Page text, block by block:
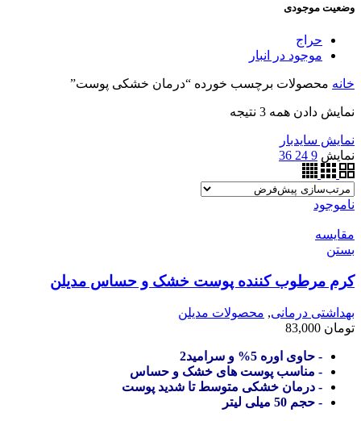
وضعیت موجودی
حراج
موجود در انبار
خانه محصولات برچسب خورده “درمان خشکی پوست”
نمایش دادن همه 3 نتیجه
نمایش سایدبار
نمایش 9
24
36
ناموجود
مقایسه
بستن
کرم مرطوب کننده پوست خشک و حساس مدیلن
بهداشتی درمانی, محصولات مدیلن
تومان
- حاوی اوره 5% و سرامید2
- مناسب پوست های خشک و حساس
- درمان خشکی متوسط تا شدید پوست
- حجم 50 میلی لیتر